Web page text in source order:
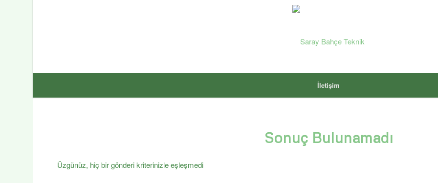
İletişim
Sonuç Bulunamadı
Üzgünüz, hiç bir gönderi kriterinizle eşleşmedi